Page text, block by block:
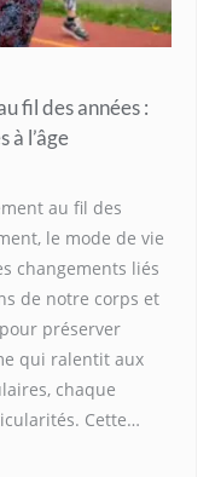
fil des années :
à l’âge
au fil des
le mode de vie
changements liés
de notre corps et
préserver
qui ralentit aux
chaque
Cette…